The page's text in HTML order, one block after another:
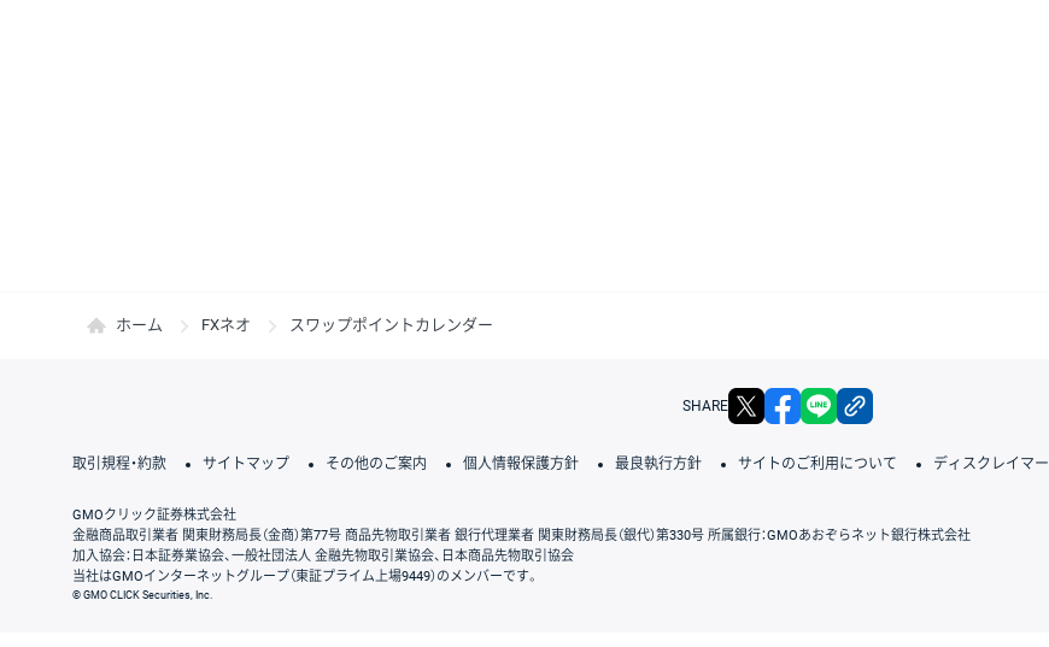
ホーム FXネオ スワップポイントカレンダー
SHARE X facebook
取引規程・約款 サイトマップ その他のご案内 個人情報保護方針 最良執行方針 サイトのご利用について ディスクレイマー
GMOクリック証券株式会社
金融商品取引業者 関東財務局長（金商）第77号 商品先物取引業者 銀行代理業者 関東財務局長（銀代）第330号 所属銀行：GMOあおぞらネット銀行株式会社
加入協会：日本証券業協会、一般社団法人 金融先物取引業協会、日本商品先物取引協会
当社はGMOインターネットグループ（東証プライム上場9449）のメンバーです。
© GMO CLICK Securities, Inc.